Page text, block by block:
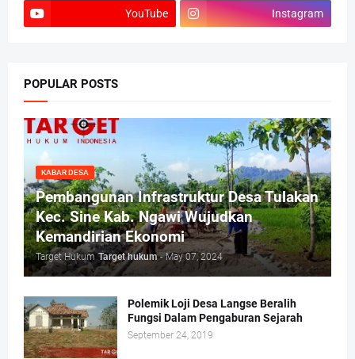
YouTube Instagram
POPULAR POSTS
KABAR DESA
Pembangunan Infrastruktur Desa Tulakan
Kec. Sine Kab. Ngawi Wujudkan
Kemandirian Ekonomi
Target Hukum Target hukum - May 07, 2024
Polemik Loji Desa Langse Beralih
Fungsi Dalam Pengaburan Sejarah
September 24, 2019